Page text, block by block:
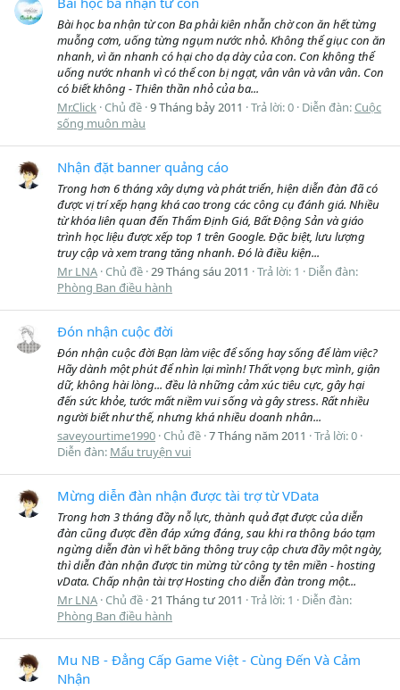
Bài học ba nhận từ con Ba phải kiên nhẫn chờ con ăn hết từng
muỗng cơm, uống từng ngụm nước nhỏ. Không thể giục con ăn
nhanh, vì ăn nhanh có hại cho dạ dày của con. Con không thể
uống nước nhanh vì có thể con bị ngạt, vân vân và vân vân. Con
có biết không - Thiên thần nhỏ của ba...
Mr.Click Chủ đề 9 Tháng bảy 2011 Trả lời: 0 Diễn đàn:Cuộc
sống muôn màu
Nhận đặt banner quảng cáo
Trong hơn 6 tháng xây dựng và phát triển, hiện diễn đàn đã có
được vị trí xếp hạng khá cao trong các công cụ đánh giá. Nhiều
từ khóa liên quan đến Thẩm Định Giá, Bất Động Sản và giáo
trình học liệu được xếp top 1 trên Google. Đặc biệt, lưu lượng
truy cập và xem trang tăng nhanh. Đó là điều kiện...
Mr LNA Chủ đề 29 Tháng sáu 2011 Trả lời: 1
Diễn đàn:
Phòng Ban điều hành
Đón nhận cuộc đời
Đón nhận cuộc đời Bạn làm việc để sống hay sống để làm việc?
Hãy dành một phút để nhìn lại mình! Thất vọng bực mình, giận
dữ, không hài lòng... đều là những cảm xúc tiêu cực, gây hại
đến sức khỏe, tước mất niềm vui sống và gây stress. Rất nhiều
người biết như thế, nhưng khá nhiều doanh nhân...
saveyourtime1990 Chủ đề 7 Tháng năm 2011
Trả lời: 0
Diễn đàn: Mẩu truyện vui
Mừng diễn đàn nhận được tài trợ từ VData
Trong hơn 3 tháng đầy nỗ lực, thành quả đạt được của diễn
đàn cũng được đền đáp xứng đáng, sau khi ra thông báo tạm
ngừng diễn đàn vì hết băng thông truy cập chưa đầy một ngày,
thì diễn đàn nhận được tin mừng từ công ty tên miền - hosting
vData. Chấp nhận tài trợ Hosting cho diễn đàn trong một...
Mr LNA Chủ đề 21 Tháng tư 2011 Trả lời: 1
Diễn đàn:
Phòng Ban điều hành
Mu NB - Đẳng Cấp Game Việt - Cùng Đến Và Cảm
Nhận